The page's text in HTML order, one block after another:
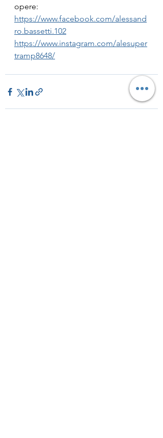
opere:
https://www.facebook.com/alessand
ro.bassetti.102
https://www.instagram.com/alesuper
tramp8648/